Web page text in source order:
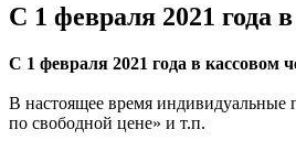
С 1 февраля 2021 года
С 1 февраля 2021 года в кассовом
В настоящее время индивидуальные
по свободной цене» и т.п.